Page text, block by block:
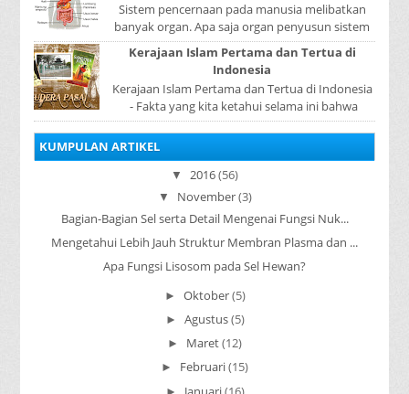
Sistem pencernaan pada manusia melibatkan
banyak organ. Apa saja organ penyusun sistem
pencernaan pada manusia ? Organ penyusun
sistem p...
Kerajaan Islam Pertama dan Tertua di
Indonesia
Kerajaan Islam Pertama dan Tertua di Indonesia
- Fakta yang kita ketahui selama ini bahwa
kerajaan Samudera Pasai merupakan kerajaan ...
KUMPULAN ARTIKEL
▼ 2016(56)
▼ November(3)
Bagian-Bagian Sel serta Detail Mengenai Fungsi Nuk...
Mengetahui Lebih Jauh Struktur Membran Plasma dan ...
Apa Fungsi Lisosom pada Sel Hewan?
► Oktober(5)
► Agustus(5)
► Maret(12)
► Februari(15)
►